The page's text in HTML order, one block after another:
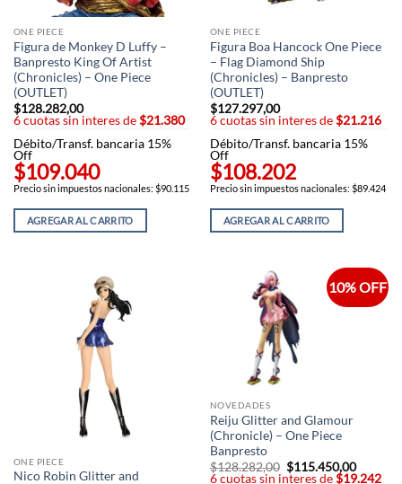
ONE PIECE
Figura de Monkey D Luffy –
Banpresto King Of Artist
(Chronicles) – One Piece
(OUTLET)
$128.282,00
6 cuotas sin interes de$21.380
Débito/Transf. bancaria 15%
Off
$109.040
Precio sin impuestos nacionales: $90.115
AGREGAR AL CARRITO
ONE PIECE
Figura Boa Hancock One Piece
– Flag Diamond Ship
(Chronicles) – Banpresto
(OUTLET)
$127.297,00
6 cuotas sin interes de$21.216
Débito/Transf. bancaria 15%
Off
$108.202
Precio sin impuestos nacionales: $89.424
AGREGAR AL CARRITO
ONE PIECE
Nico Robin Glitter and
10% OFF
NOVEDADES
Reiju Glitter and Glamour
(Chronicle) – One Piece
Banpresto
$128.282,00 El
precio
$115.450,00El
precio
6 cuotas sin interes de$19.242